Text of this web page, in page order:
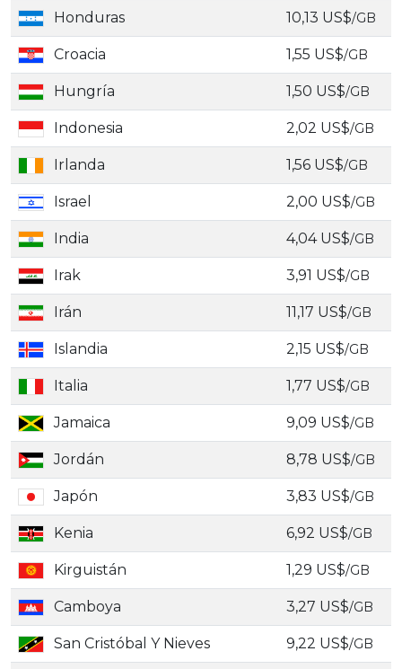
Honduras 10,13 US$/GB
Croacia 1,55 US$/GB
Hungría 1,50 US$/GB
Indonesia 2,02 US$/GB
Irlanda 1,56 US$/GB
Israel 2,00 US$/GB
India 4,04 US$/GB
Irak 3,91 US$/GB
Irán 11,17 US$/GB
Islandia 2,15 US$/GB
Italia 1,77 US$/GB
Jamaica 9,09 US$/GB
Jordán 8,78 US$/GB
Japón 3,83 US$/GB
Kenia 6,92 US$/GB
Kirguistán 1,29 US$/GB
Camboya 3,27 US$/GB
San Cristóbal Y Nieves 9,22 US$/GB